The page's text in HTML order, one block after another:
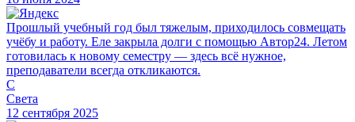
Прошлый учебный год был тяжелым, приходилось совмещать
учёбу и работу. Еле закрыла долги с помощью Автор24. Летом
готовилась к новому семестру — здесь всё нужное,
преподаватели всегда откликаются.
С
Света
12 сентября 2025